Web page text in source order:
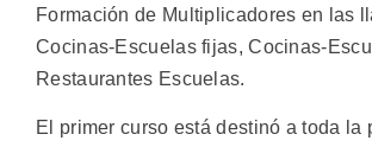
Formación de Multiplicadores en las
Cocinas-Escuelas fijas, Cocinas-
Restaurantes Escuelas.
El primer curso está destinó a toda la